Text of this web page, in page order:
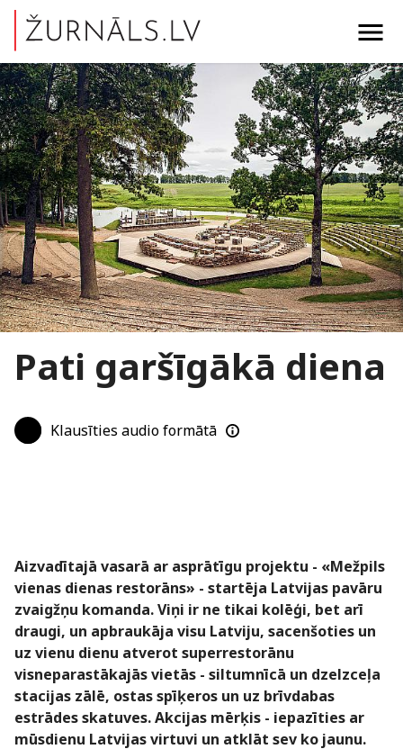
menu
Pati garšīgākā diena
Klausīties audio formātā
Aizvadītajā vasarā ar asprātīgu projektu - «Mežpils
vienas dienas restorāns» - startēja Latvijas pavāru
zvaigžņu komanda. Viņi ir ne tikai kolēģi, bet arī
draugi, un apbraukāja visu Latviju, sacenšoties un
uz vienu dienu atverot superrestorānu
visneparastākajās vietās - siltumnīcā un dzelzceļa
stacijas zālē, ostas spīķeros un uz brīvdabas
estrādes skatuves. Akcijas mērķis - iepazīties ar
mūsdienu Latvijas virtuvi un atklāt sev ko jaunu.